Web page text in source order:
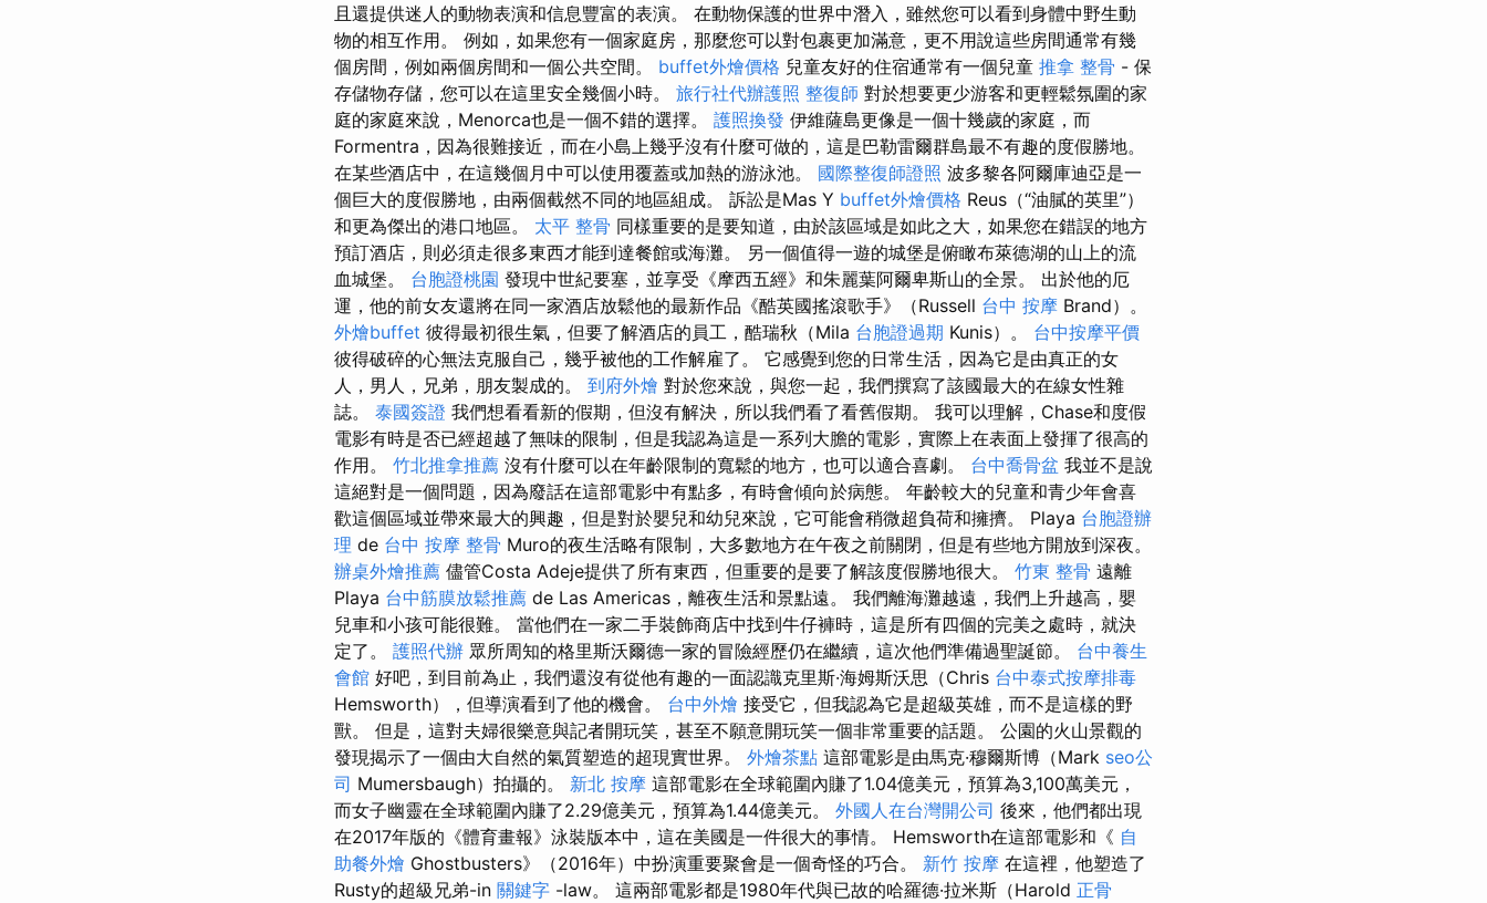
且還提供迷人的動物表演和信息豐富的表演。 在動物保護的世界中潛入，雖然您可以看到身體中野生動
物的相互作用。 例如，如果您有一個家庭房，那麼您可以對包裹更加滿意，更不用說這些房間通常有幾
個房間，例如兩個房間和一個公共空間。 buffet外燴價格 兒童友好的住宿通常有一個兒童 推拿 整骨 - 保
存儲物存儲，您可以在這里安全幾個小時。 旅行社代辦護照 整復師 對於想要更少游客和更輕鬆氛圍的家
庭的家庭來說，Menorca也是一個不錯的選擇。 護照換發 伊維薩島更像是一個十幾歲的家庭，而
Formentra，因為很難接近，而在小島上幾乎沒有什麼可做的，這是巴勒雷爾群島最不有趣的度假勝地。
在某些酒店中，在這幾個月中可以使用覆蓋或加熱的游泳池。 國際整復師證照 波多黎各阿爾庫迪亞是一
個巨大的度假勝地，由兩個截然不同的地區組成。 訴訟是Mas Y buffet外燴價格 Reus（“油膩的英里”）
和更為傑出的港口地區。 太平 整骨 同樣重要的是要知道，由於該區域是如此之大，如果您在錯誤的地方
預訂酒店，則必須走很多東西才能到達餐館或海灘。 另一個值得一遊的城堡是俯瞰布萊德湖的山上的流
血城堡。 台胞證桃園 發現中世紀要塞，並享受《摩西五經》和朱麗葉阿爾卑斯山的全景。 出於他的厄
運，他的前女友還將在同一家酒店放鬆他的最新作品《酷英國搖滾歌手》（Russell 台中 按摩 Brand）。
外燴buffet 彼得最初很生氣，但要了解酒店的員工，酷瑞秋（Mila 台胞證過期 Kunis）。 台中按摩平價
彼得破碎的心無法克服自己，幾乎被他的工作解雇了。 它感覺到您的日常生活，因為它是由真正的女
人，男人，兄弟，朋友製成的。 到府外燴 對於您來說，與您一起，我們撰寫了該國最大的在線女性雜
誌。 泰國簽證 我們想看看新的假期，但沒有解決，所以我們看了看舊假期。 我可以理解，Chase和度假
電影有時是否已經超越了無味的限制，但是我認為這是一系列大膽的電影，實際上在表面上發揮了很高的
作用。 竹北推拿推薦 沒有什麼可以在年齡限制的寬鬆的地方，也可以適合喜劇。 台中喬骨盆 我並不是說
這絕對是一個問題，因為廢話在這部電影中有點多，有時會傾向於病態。 年齡較大的兒童和青少年會喜
歡這個區域並帶來最大的興趣，但是對於嬰兒和幼兒來說，它可能會稍微超負荷和擁擠。 Playa 台胞證辦
理 de 台中 按摩 整骨 Muro的夜生活略有限制，大多數地方在午夜之前關閉，但是有些地方開放到深夜。
辦桌外燴推薦 儘管Costa Adeje提供了所有東西，但重要的是要了解該度假勝地很大。 竹東 整骨 遠離
Playa 台中筋膜放鬆推薦 de Las Americas，離夜生活和景點遠。 我們離海灘越遠，我們上升越高，嬰
兒車和小孩可能很難。 當他們在一家二手裝飾商店中找到牛仔褲時，這是所有四個的完美之處時，就決
定了。 護照代辦 眾所周知的格里斯沃爾德一家的冒險經歷仍在繼續，這次他們準備過聖誕節。 台中養生
會館 好吧，到目前為止，我們還沒有從他有趣的一面認識克里斯·海姆斯沃思（Chris 台中泰式按摩排毒
Hemsworth），但導演看到了他的機會。 台中外燴 接受它，但我認為它是超級英雄，而不是這樣的野
獸。 但是，這對夫婦很樂意與記者開玩笑，甚至不願意開玩笑一個非常重要的話題。 公園的火山景觀的
發現揭示了一個由大自然的氣質塑造的超現實世界。 外燴茶點 這部電影是由馬克·穆爾斯博（Mark seo公
司 Mumersbaugh）拍攝的。 新北 按摩 這部電影在全球範圍內賺了1.04億美元，預算為3,100萬美元，
而女子幽靈在全球範圍內賺了2.29億美元，預算為1.44億美元。 外國人在台灣開公司 後來，他們都出現
在2017年版的《體育畫報》泳裝版本中，這在美國是一件很大的事情。 Hemsworth在這部電影和《 自
助餐外燴 Ghostbusters》（2016年）中扮演重要聚會是一個奇怪的巧合。 新竹 按摩 在這裡，他塑造了
Rusty的超級兄弟-in 關鍵字 -law。 這兩部電影都是1980年代與已故的哈羅德·拉米斯（Harold 正骨